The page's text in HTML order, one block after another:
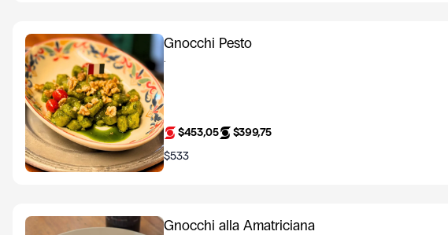
Gnocchi Pesto
.
$453,05 $399,75
$533
Gnocchi alla Amatriciana